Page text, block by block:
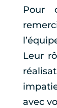
Pour
Leur
avec